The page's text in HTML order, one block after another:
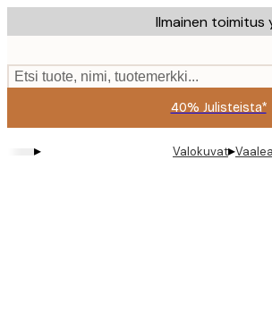
to
content.
Ilmainen toimitus
Etsi tuote, nimi, tuotemerkki...
40% Julisteista*
▸ Valokuvat▸